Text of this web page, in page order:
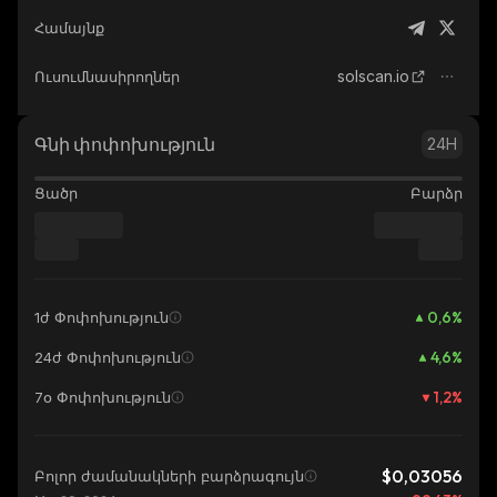
Համայնք
Ուսումնասիրողներ solscan.io
Գնի փոփոխություն 24H
Ցածր Բարձր
1ժ Փոփոխություն 0,6%
24ժ Փոփոխություն 4,6%
7օ Փոփոխություն 1,2%
Բոլոր ժամանակների բարձրագույն $0,03056